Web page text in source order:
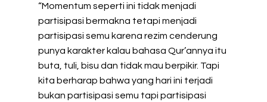
“Momentum seperti ini tidak menjadi
partisipasi bermakna tetapi menjadi
partisipasi semu karena rezim cenderung
punya karakter kalau bahasa Qur’annya itu
buta, tuli, bisu dan tidak mau berpikir. Tapi
kita berharap bahwa yang hari ini terjadi
bukan partisipasi semu tapi partisipasi